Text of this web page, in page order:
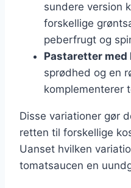
sundere version
forskellige
peberfrugt og
Pastaretter med
sprødhed og en
komplementerer
Disse variationer gør
retten til forskellige
Uanset hvilken
tomatsaucen en